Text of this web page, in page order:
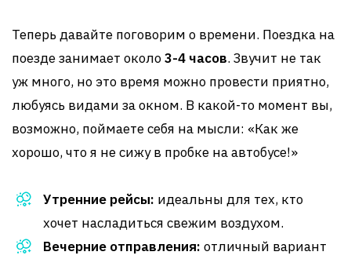
Теперь давайте поговорим о времени. Поездка на
поезде занимает около3-4 часов. Звучит не так
уж много, но это время можно провести приятно,
любуясь видами за окном. В какой-то момент вы,
возможно, поймаете себя на мысли: «Как же
хорошо, что я не сижу в пробке на автобусе!»
Утренние рейсы: идеальны для тех, кто
хочет насладиться свежим воздухом.
Вечерние отправления: отличный вариант